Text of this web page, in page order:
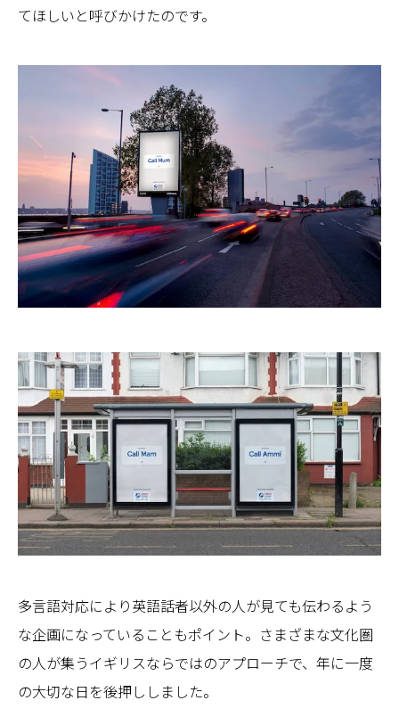
てほしいと呼びかけたのです。
多言語対応により英語話者以外の人が見ても伝わるよう
な企画になっていることもポイント。さまざまな文化圏
の人が集うイギリスならではのアプローチで、年に一度
の大切な日を後押ししました。